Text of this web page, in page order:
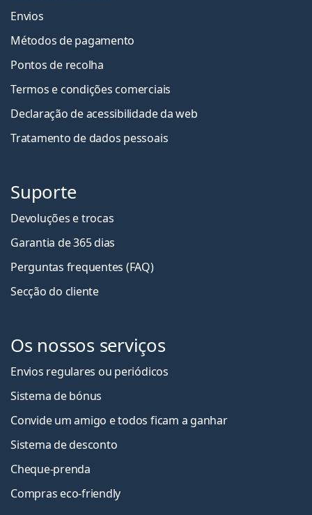
Envios
Métodos de pagamento
Pontos de recolha
Termos e condições comerciais
Declaração de acessibilidade da web
Tratamento de dados pessoais
Suporte
Devoluções e trocas
Garantia de 365 dias
Perguntas frequentes (FAQ)
Secção do cliente
Os nossos serviços
Envios regulares ou periódicos
Sistema de bónus
Convide um amigo e todos ficam a ganhar
Sistema de desconto
Cheque-prenda
Compras eco-friendly